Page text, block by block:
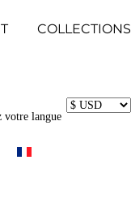
COLLECTIONS
votre langue